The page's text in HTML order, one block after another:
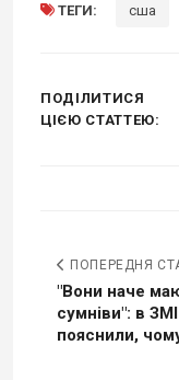
ТЕГИ: сша
ПОДІЛИТИСЯ
ЦІЄЮ СТАТТЕЮ:
ПОПЕРЕДНЯ
"Вони наче
сумніви": в ЗМІ
пояснили,